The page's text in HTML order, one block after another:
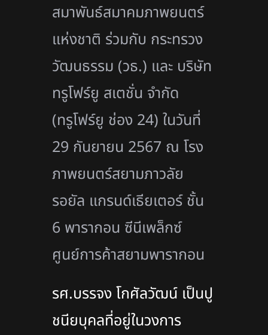
สมาพันธ์สมาคมภาพยนตร์
แห่งชาติ ร่วมกับ กระทรวง
วัฒนธรรม (วธ.) และ บริษัท
ทรูโฟร์ยู สเตชั่น จำกัด
(ทรูโฟร์ยู ช่อง 24) ในวันที่
29 กันยายน 2567 ณ โรง
ภาพยนตร์สยามภาวลัย
รอยัล แกรนด์เธียเตอร์ ชั้น
6 พารากอน ซีนีเพล็กซ์
ศูนย์การค้าสยามพารากอน
รศ.บรรจง โกศัลวัฒน์ เป็นปู
ชนียบุคลที่อยู่ในวงการ